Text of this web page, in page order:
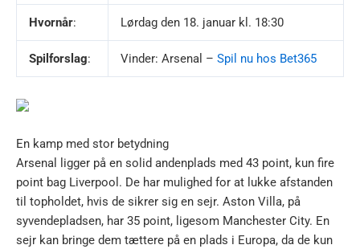
Hvornår: Lørdag den 18. januar kl. 18:30
Spilforslag: Vinder: Arsenal – Spil nu hos Bet365
En kamp med stor betydning
Arsenal ligger på en solid andenplads med 43 point, kun fire
point bag Liverpool. De har mulighed for at lukke afstanden
til topholdet, hvis de sikrer sig en sejr. Aston Villa, på
syvendepladsen, har 35 point, ligesom Manchester City. En
sejr kan bringe dem tættere på en plads i Europa, da de kun